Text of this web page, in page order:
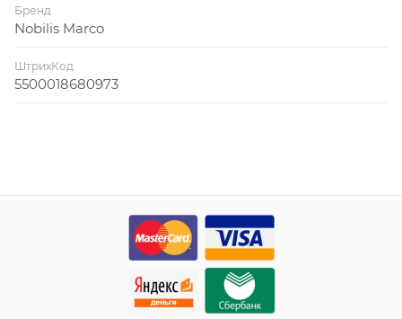
Бренд
Nobilis Marco
ШтрихКод
5500018680973